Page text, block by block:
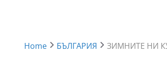
Home БЪЛГАРИЯ ЗИМНИТЕ НИ